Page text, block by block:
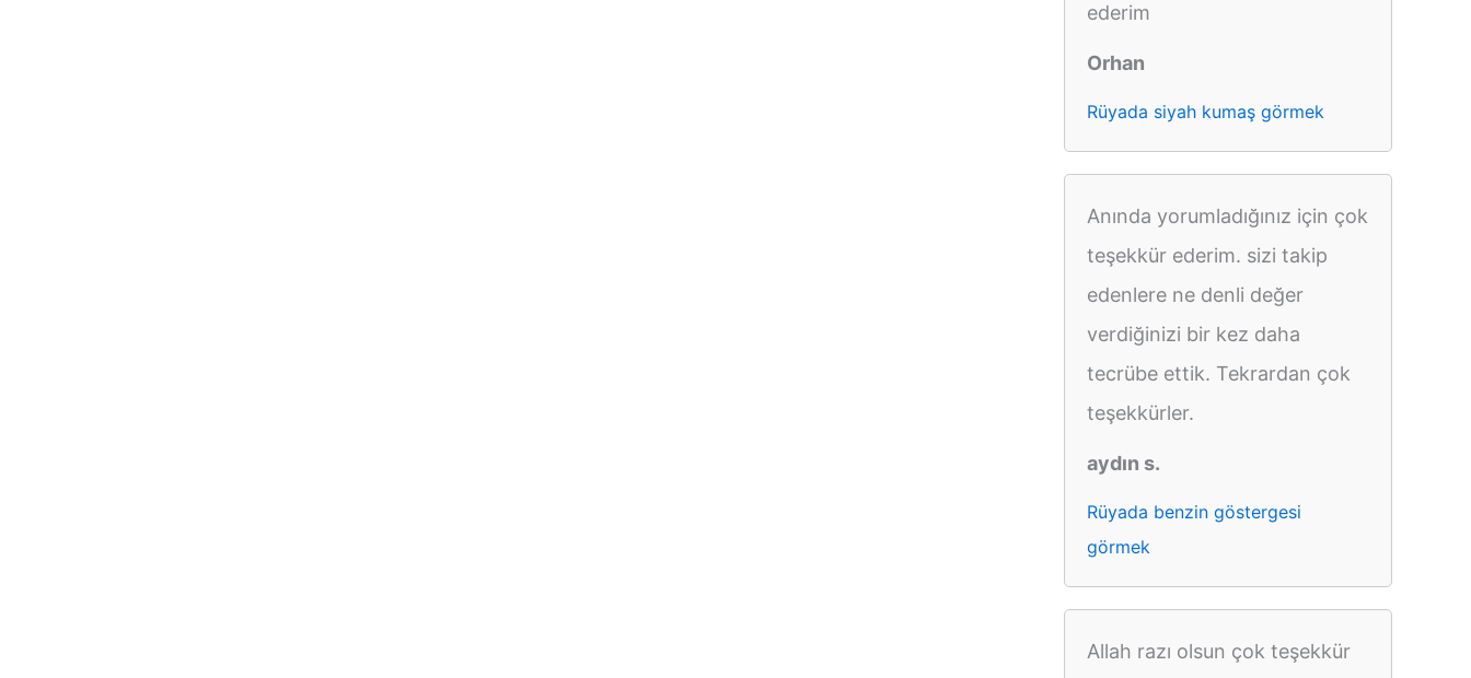
ederim
Orhan
Rüyada siyah kumaş görmek
Anında yorumladığınız için çok
teşekkür ederim. sizi takip
edenlere ne denli değer
verdiğinizi bir kez daha
tecrübe ettik. Tekrardan çok
teşekkürler.
aydın s.
Rüyada benzin göstergesi
görmek
Allah razı olsun çok teşekkür